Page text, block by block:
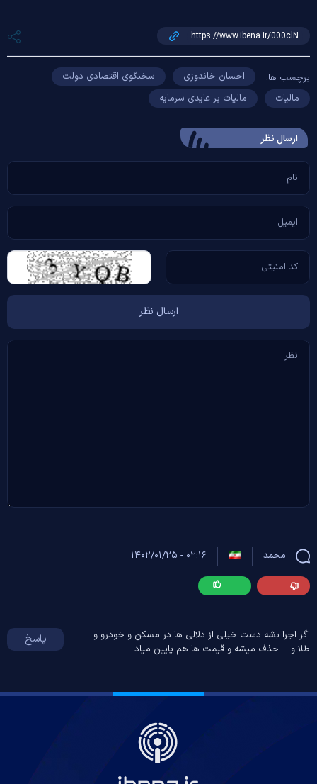
برچسب ها: احسان خاندوزی
سخنگوی اقتصادی دولت
مالیات
مالیات بر عایدی سرمایه
ارسال‌ نظر
محمد ۰۲:۱۶ - ۱۴۰۲/۰۱/۲۵
اگر اجرا بشه دست خیلی از دلالی ها در مسکن و خودرو و
طلا و ... حذف میشه و قیمت ها هم پایین میاد.
پاسخ